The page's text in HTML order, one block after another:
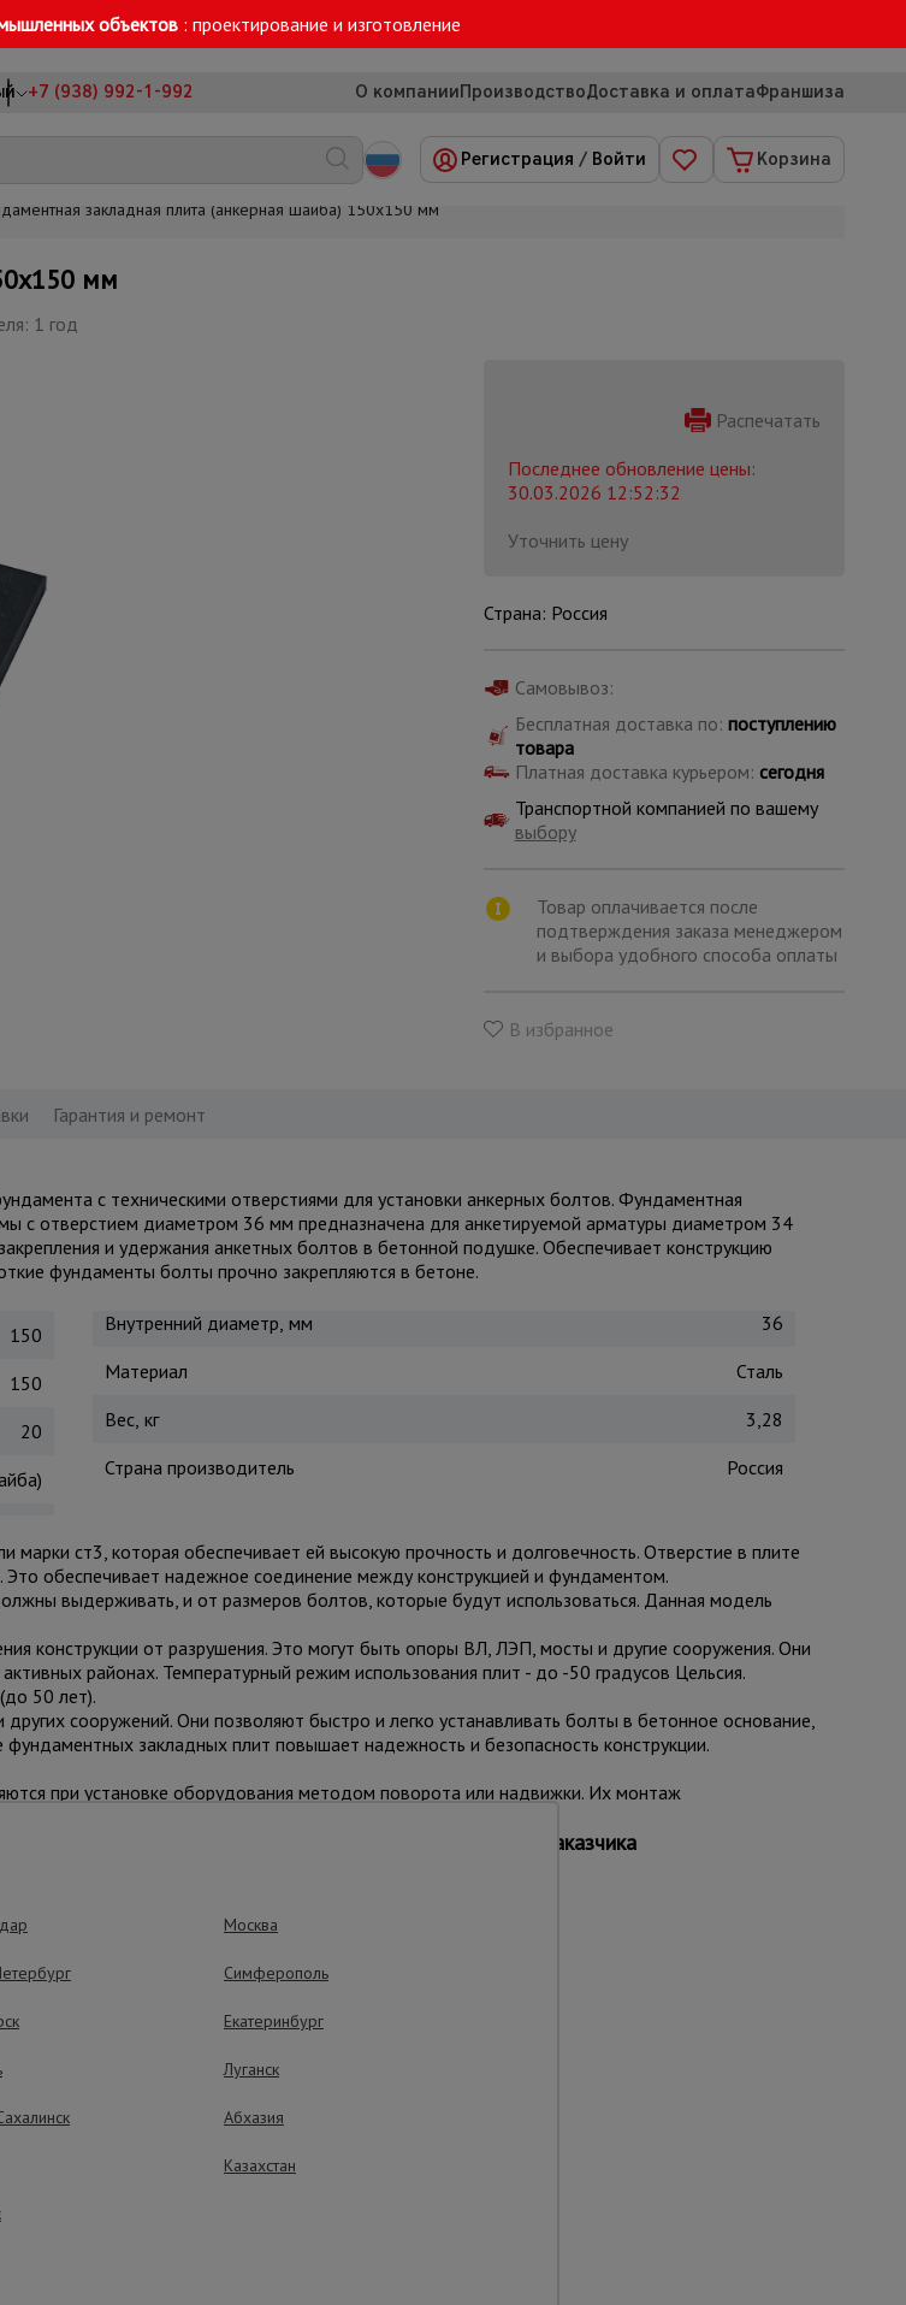
объектов : проектирование и изготовление
+7 (938) 992-1-992 О компанииПроизводствоДоставка и оплатаФраншиза
Каталог
Регистрация / Войти Корзина
закладная плита (анкерная шайба) 150х150 мм
мм
1 год
Распечатать
Последнее обновление цены:
30.03.2026 12:52:32
Уточнить цену
Страна: Россия
Самовывоз:
Бесплатная доставка по: поступлению
товара
Платная доставка курьером: сегодня
Транспортной компанией по вашему
выбору
Товар оплачивается после
подтверждения заказа менеджером
и выбора удобного способа оплаты
В избранное
Гарантия и ремонт
с техническими отверстиями для установки анкерных болтов. Фундаментная
с отверстием диаметром 36 мм предназначена для анкетируемой арматуры диаметром 34
и удержания анкетных болтов в бетонной подушке. Обеспечивает конструкцию
фундаменты болты прочно закрепляются в бетоне.
150
150
20
Внутренний диаметр, мм
36
Материал
Сталь
Вес, кг
3,28
Страна производитель
Россия
марки ст3, которая обеспечивает ей высокую прочность и долговечность. Отверстие в плите
обеспечивает надежное соединение между конструкцией и фундаментом.
выдерживать, и от размеров болтов, которые будут использоваться. Данная модель
конструкции от разрушения. Это могут быть опоры ВЛ, ЛЭП, мосты и другие сооружения. Они
районах. Температурный режим использования плит - до -50 градусов Цельсия.
50 лет).
сооружений. Они позволяют быстро и легко устанавливать болты в бетонное основание,
фундаментных закладных плит повышает надежность и безопасность конструкции.
при установке оборудования методом поворота или надвижки. Их монтаж
а также по индивидуальным размером по желанию заказчика
– эффективная работа
Москва
Симферополь
Екатеринбург
Луганск
Абхазия
Казахстан